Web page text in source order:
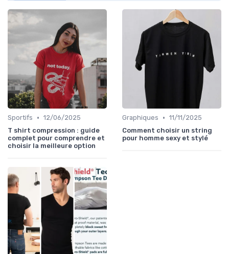
Sportifs • 12/06/2025
T shirt compression : guide
complet pour comprendre et
choisir la meilleure option
Graphiques • 11/11/2025
Comment choisir un string
pour homme sexy et stylé